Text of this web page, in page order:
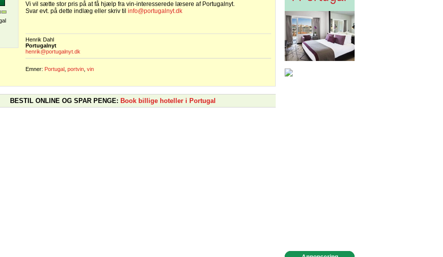
Vi vil sætte stor pris på at få hjælp fra vin-interesserede læsere af Portugalnyt.
Svar evt. på dette indlæg eller skriv til info@portugalnyt.dk
Henrik Dahl
Portugalnyt
henrik@portugalnyt.dk
Emner: Portugal , portvin, vin
BESTIL ONLINE OG SPAR PENGE: Book billige hoteller i Portugal